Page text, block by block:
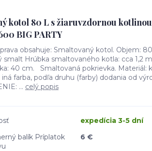
kotol 80 L s žiaruvzdornou
BIG PARTY
obsahuje: Smaltovaný kotol. Objem:
smalt Hrúbka smaltovaného kotla: cca 1,2
40 cm. Smaltovaná pokrievka. Materiál:
farba, podľa druhu (farby) dodania od
... celý popis
expedícia 3-5 dní
balík Príplatok
6 €